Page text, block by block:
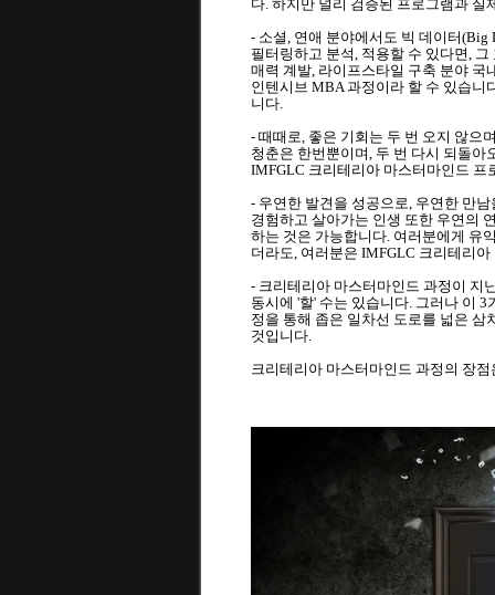
다. 하지만 널리 검증된 프로그램과 실
- 소셜, 연애 분야에서도 빅 데이터
필터링하고 분석, 적용할 수 있다면,
매력 계발, 라이프스타일 구축 분야 국
인텐시브 MBA 과정이라 할 수 있습니
니다.
- 때때로, 좋은 기회는 두 번 오지 않으
청춘은 한번뿐이며, 두 번 다시 되돌
IMFGLC 크리테리아 마스터마인드 프
- 우연한 발견을 성공으로, 우연한 만
경험하고 살아가는 인생 또한 우연의
하는 것은 가능합니다. 여러분에게 유
더라도, 여러분은 IMFGLC 크리테리
- 크리테리아 마스터마인드 과정이 지
동시에 '할' 수는 있습니다. 그러나 이
정을 통해 좁은 일차선 도로를 넓은
것입니다.
크리테리아 마스터마인드 과정의 장